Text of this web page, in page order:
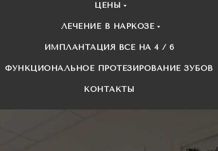
ЦЕНЫ
ЛЕЧЕНИЕ В НАРКОЗЕ
ИМПЛАНТАЦИЯ ВСЕ НА 4 / 6
ФУНКЦИОНАЛЬНОЕ ПРОТЕЗИРОВАНИЕ ЗУБОВ
КОНТАКТЫ